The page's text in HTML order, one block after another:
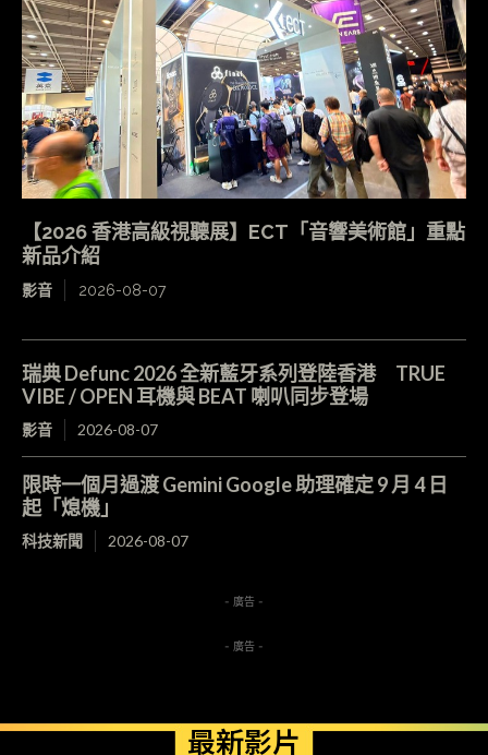
【2026 香港高級視聽展】ECT「音響美術館」重點
新品介紹
影音 2026-08-07
瑞典 Defunc 2026 全新藍牙系列登陸香港 TRUE
VIBE / OPEN 耳機與 BEAT 喇叭同步登場
影音 2026-08-07
限時一個月過渡 Gemini Google 助理確定 9 月 4 日
起「熄機」
科技新聞 2026-08-07
- 廣告 -
- 廣告 -
最新影片